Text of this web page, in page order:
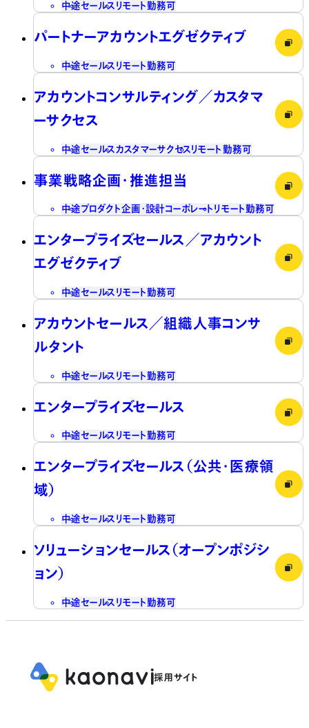
中途セールス リモート勤務可
パートナーアカウントエグゼクティブ
中途セールス リモート勤務可
アカウントコンサルティング／カスタマ
ーサクセス
中途セールス カスタマーサクセス リモート勤務可
事業戦略企画・推進担当
中途プロダクト企画・設計コーポレート リモート勤務可
エンタープライズセールス／アカウント
エグゼクティブ
中途セールス リモート勤務可
アカウントセールス／組織人事コンサ
ルタント
中途セールス リモート勤務可
エンタープライズセールス
中途セールス リモート勤務可
エンタープライズセールス（公共・医療領
域）
中途セールス リモート勤務可
ソリューションセールス（オープンポジシ
ョン）
中途セールス リモート勤務可